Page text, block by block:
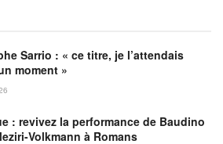
Sarrio : « ce titre, je l’attendais
moment »
: revivez la performance de Baudino
Volkmann à Romans